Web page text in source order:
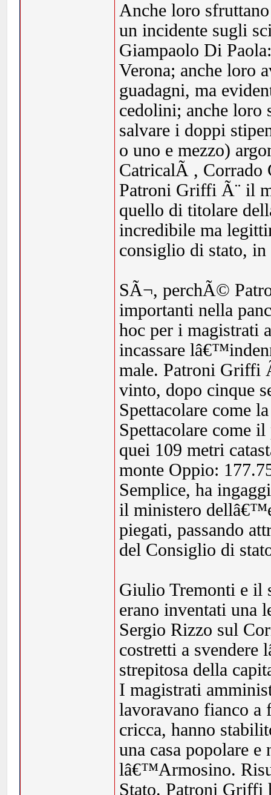
Anche loro
un incidente sugli
Giampaolo Di
Verona; anche loro
guadagni, ma
cedolini; anche loro
salvare i doppi
o uno e mezzo)
CatricalÃ ,
Patroni Griffi Ã¨ il
quello di titolare
incredibile ma
consiglio di stato, in
SÃ¬, perchÃ©
importanti nella
hoc per i magistrati
incassare
male. Patroni Griffi
vinto, dopo cinque
Spettacolare come
Spettacolare come
quei 109 metri
monte Oppio:
Semplice, ha
il ministero
piegati, passando
del Consiglio di
Giulio Tremonti e il
erano inventati una
Sergio Rizzo sul
costretti a
strepitosa della
I magistrati
lavoravano fianco a
cricca, hanno
una casa popolare
lâ€™Armosino.
Stato. Patroni Griffi